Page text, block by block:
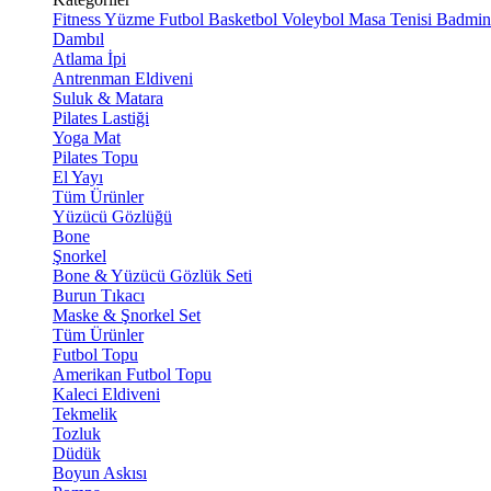
FitnessYüzme Futbol Basketbol Voleybol Masa Tenisi
Dambıl
Atlama İpi
Antrenman Eldiveni
Suluk & Matara
Pilates Lastiği
Yoga Mat
Pilates Topu
El Yayı
Tüm Ürünler
Yüzücü Gözlüğü
Bone
Şnorkel
Bone & Yüzücü Gözlük Seti
Burun Tıkacı
Maske & Şnorkel Set
Tüm Ürünler
Futbol Topu
Amerikan Futbol Topu
Kaleci Eldiveni
Tekmelik
Tozluk
Düdük
Boyun Askısı